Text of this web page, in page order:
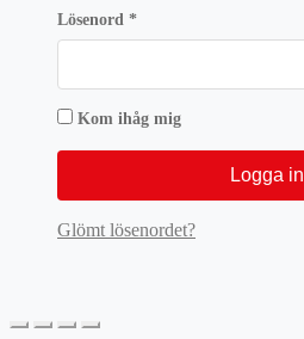
Lösenord *Obligatoriskt
Kom ihåg mig
Logga in
Glömt lösenordet?